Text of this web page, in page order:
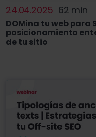
24.04.2025 62 min
DOMina tu web para
posicionamiento
de tu sitio